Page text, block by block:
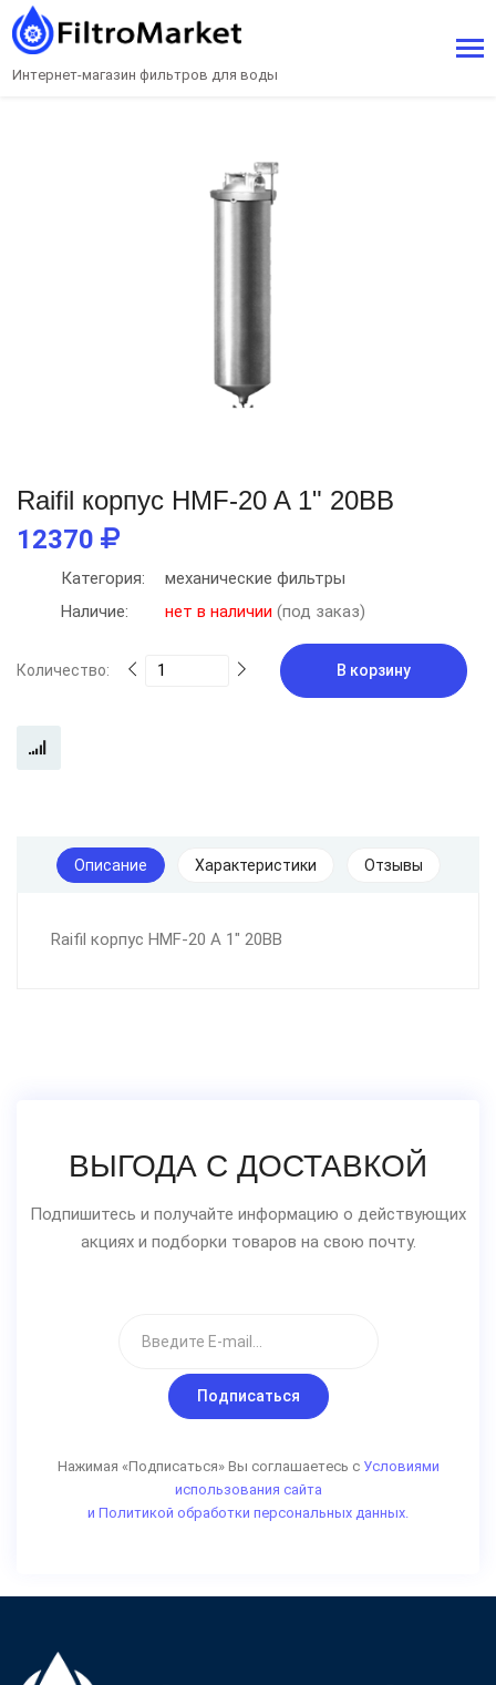
Интернет-магазин фильтров для воды
Raifil корпус HMF-20 A 1" 20BB
12370
Категория:
механические фильтры
Наличие:
нет в наличии (под заказ)
Количество: В корзину
Описание Характеристики Отзывы
Raifil корпус HMF-20 A 1" 20BB
ВЫГОДА С ДОСТАВКОЙ
Подпишитесь и получайте информацию о действующих
акциях и подборки товаров на свою почту.
Подписаться
Нажимая «Подписаться» Вы соглашаетесь с Условиями
использования сайта
и Политикой обработки персональных данных.